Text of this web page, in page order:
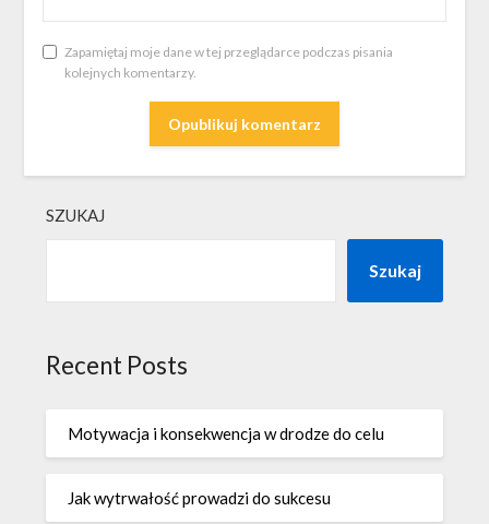
Zapamiętaj moje dane w tej przeglądarce podczas pisania
kolejnych komentarzy.
SZUKAJ
Szukaj
Recent Posts
Motywacja i konsekwencja w drodze do celu
Jak wytrwałość prowadzi do sukcesu